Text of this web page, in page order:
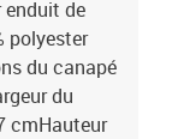
enduit de
polyester
du canapé
du
cmHauteur